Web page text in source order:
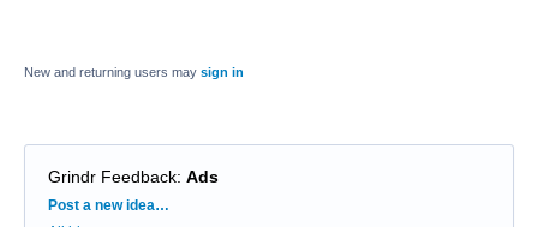
New and returning users may sign in
Grindr Feedback: Ads
Categories
Post a new idea…